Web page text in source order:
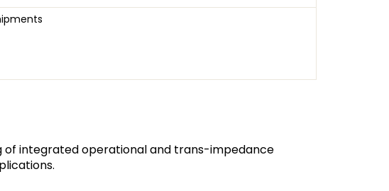
of integrated operational and trans-impedance